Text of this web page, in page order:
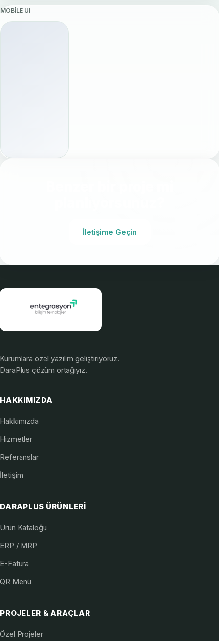
MOBILE UI
İletişime Geçin
Kurumlara özel yazılım geliştiriyoruz.
DaraPlus çözüm ortağıyız.
HAKKIMIZDA
Hakkımızda
Hizmetler
Referanslar
İletişim
DARAPLUS ÜRÜNLERI
Ürün Kataloğu
ERP / MRP
E-Fatura
QR Menü
PROJELER & ARAÇLAR
Özel Projeler